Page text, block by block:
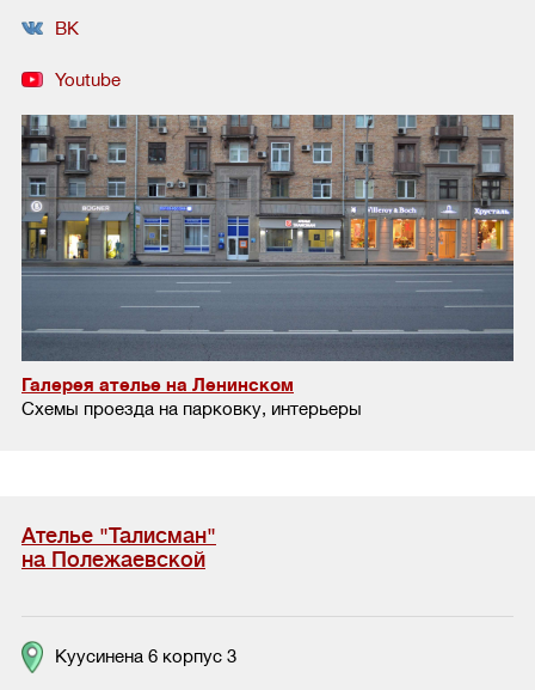
ВК
Youtube
Галерея ателье на Ленинском
Схемы проезда на парковку, интерьеры
Ателье "Талисман"
на Полежаевской
Куусинена 6 корпус 3